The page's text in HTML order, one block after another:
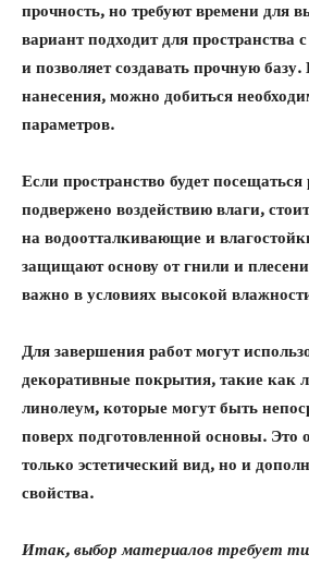
прочность, но требуют времени для
вариант подходит для пространства
и позволяет создавать прочную
нанесения, можно добиться
параметров.
Если пространство будет посещаться
подвержено воздействию влаги,
на водоотталкивающие и
защищают основу от гнили и
важно в условиях высокой
Для завершения работ могут
декоративные покрытия, такие как
линолеум, которые могут быть
поверх подготовленной основы. Это
только эстетический вид, но и
свойства.
Итак, выбор материалов требует